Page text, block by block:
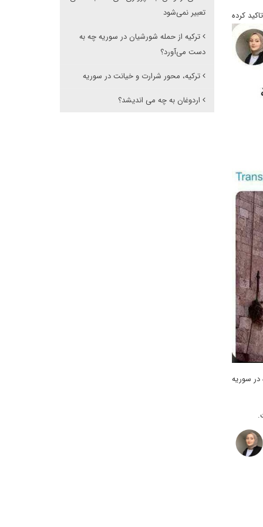
کرده
در سوریه
تعبیر نمی‌شود
ترکیه از حمله شورشیان در سوریه چه به
دست می‌آورد؟
ترکیه، محور شرارت و خیانت در سوریه
اردوغان به چه می اندیشد؟